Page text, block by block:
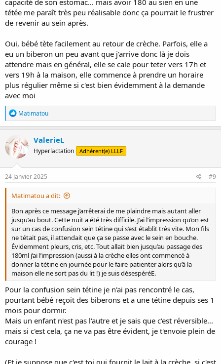
capacité de son estomac... mais avoir 180 au sien en une
tétée me paraît très peu réalisable donc ça pourrait le frustrer
de revenir au sein après.
Oui, bébé tète facilement au retour de crèche. Parfois, elle a
eu un biberon un peu avant que j'arrive donc là je dois
attendre mais en général, elle se cale pour teter vers 17h et
vers 19h à la maison, elle commence à prendre un horaire
plus régulier même si c'est bien évidemment à la demande
avec moi
R
é
a
t
i
o
n
s
Matimatou
ValerieL
Hyperlactation Adhérent(e) LLLF
24 Janvier 2025 #9
Matimatou a dit:
Bon après ce message j’arrêterai de me plaindre mais autant aller
jusqu’au bout. Cette nuit a été très difficile. J’ai l’impression qu’on est
sur un cas de confusion sein tétine qui s’est établit très vite. Mon fils
ne tétait pas, il attendait que ça se passe avec le sein en bouche.
Évidemment pleurs, cris, etc. Tout allait bien jusqu’au passage des
180ml j’ai l’impression (aussi à la crèche elles ont commencé à
donner la tétine en journée pour le faire patienter alors qu’à la
maison elle ne sort pas du lit !) je suis désespéréE.
Pour la confusion sein tétine je n'ai pas rencontré le cas,
pourtant bébé reçoit des biberons et a une tétine depuis ses 1
mois pour dormir.
Mais un enfant n'est pas l'autre et je sais que c'est réversible...
mais si c'est cela, ça ne va pas être évident, je t'envoie plein de
courage !
(Et je suppose que c'est toi qui fournit le lait à la crèche, si c'est